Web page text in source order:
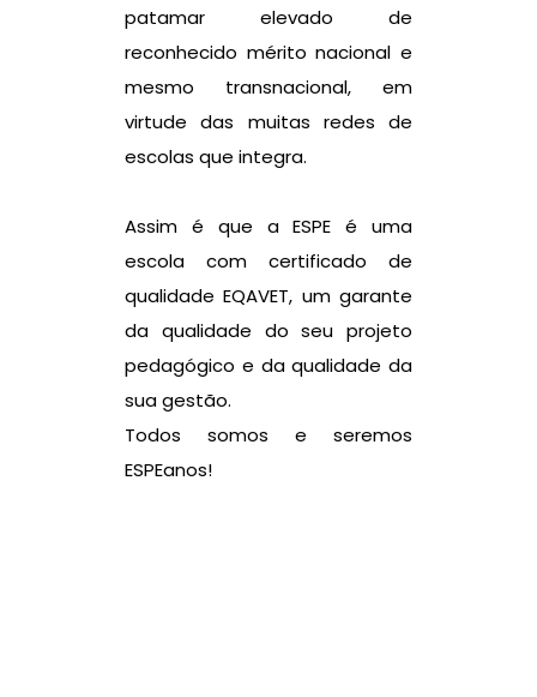
patamar elevado de
reconhecido mérito nacional e
mesmo transnacional, em
virtude das muitas redes de
escolas que integra.
Assim é que a ESPE é uma
escola com certificado de
qualidade EQAVET, um garante
da qualidade do seu projeto
pedagógico e da qualidade da
sua gestão.
Todos somos e seremos
ESPEanos!